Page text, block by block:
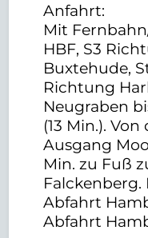
Anfahrt:
Mit
HBF, S3
Buxtehude,
Richtung
Neugraben
(13 Min.).
Ausgang
Min. zu Fuß
Falckenberg.
Abfahrt
Abfahrt